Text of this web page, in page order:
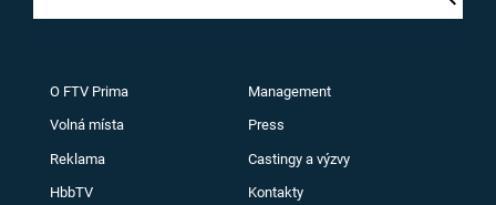
O FTV Prima Management
Volná místa Press
Reklama Castingy a výzvy
HbbTV Kontakty